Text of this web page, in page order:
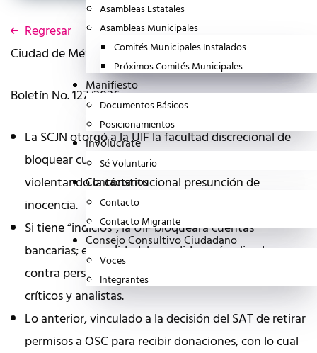
Asambleas Estatales
Asambleas Municipales
Comités Municipales Instalados
Próximos Comités Municipales
Manifiesto
Documentos Básicos
Posicionamientos
Invólucrate
Sé Voluntario
Contáctanos
Contacto
Contacto Migrante
Consejo Consultivo Ciudadano
Voces
Integrantes
Regresar
Ciudad de México a 8 de abril del 2026
Boletín No. 127/2026
La SCJN otorgó a la UIF la facultad discrecional de
bloquear cuentas bancarias sin mandato judicial,
violentando la constitucional presunción de
inocencia.
Si tiene “indicios”, la UIF bloqueará cuentas
bancarias; en realidad, la medida será aplicada
contra personas incómodas al régimen: periodistas,
críticos y analistas.
Lo anterior, vinculado a la decisión del SAT de retirar
permisos a OSC para recibir donaciones, con lo cual